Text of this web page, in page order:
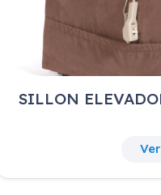
SILLON